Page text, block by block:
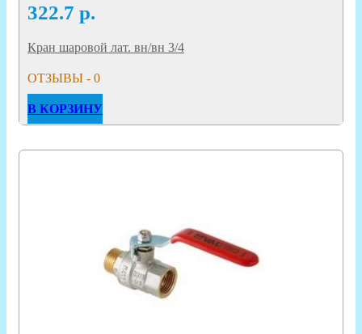
322.7 р.
Кран шаровой лат. вн/вн 3/4
ОТЗЫВЫ - 0
В КОРЗИНУ